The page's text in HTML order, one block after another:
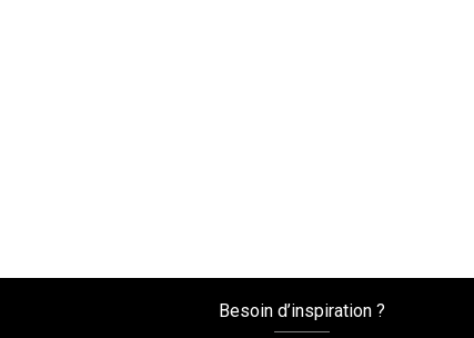
Besoin d’inspiration ?